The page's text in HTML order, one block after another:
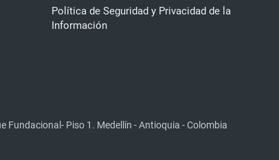
Política de Seguridad y Privacidad de la
Información
Fundacional- Piso 1. Medellín - Antioquia - Colombia